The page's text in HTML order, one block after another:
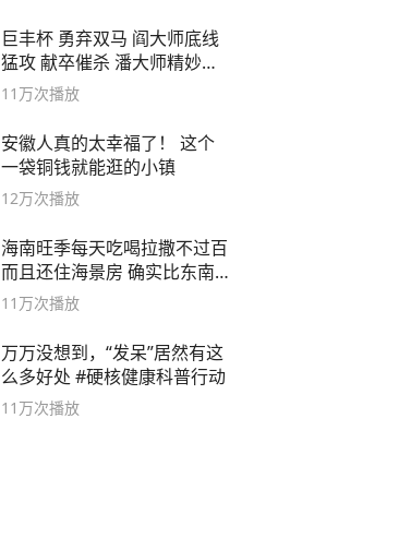
巨丰杯 勇弃双马 阎大师底线
猛攻 献卒催杀 潘大师精妙入
局
11万次播放
安徽人真的太幸福了！ 这个
一袋铜钱就能逛的小镇
12万次播放
海南旺季每天吃喝拉撒不过百
而且还住海景房 确实比东南
亚合适
11万次播放
万万没想到，“发呆”居然有这
么多好处 #硬核健康科普行动
11万次播放